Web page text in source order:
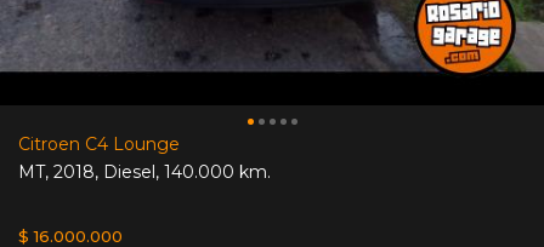
Citroen C4 Lounge
MT, 2018, Diesel, 140.000 km.
$ 16.000.000